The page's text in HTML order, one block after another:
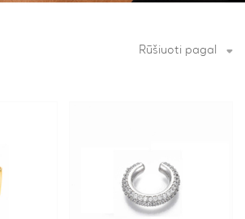
Rūšiuoti pagal